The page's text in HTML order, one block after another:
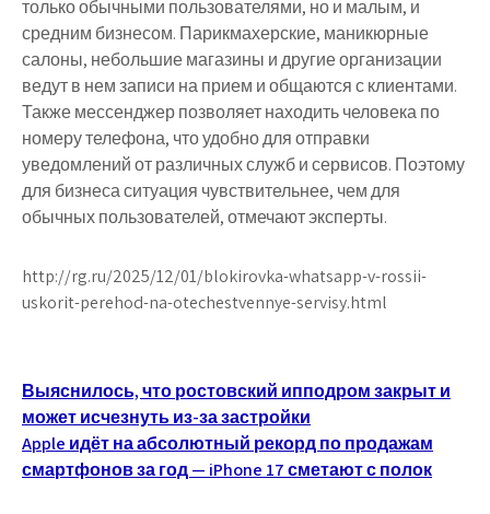
только обычными пользователями, но и малым, и
средним бизнесом. Парикмахерские, маникюрные
салоны, небольшие магазины и другие организации
ведут в нем записи на прием и общаются с клиентами.
Также мессенджер позволяет находить человека по
номеру телефона, что удобно для отправки
уведомлений от различных служб и сервисов. Поэтому
для бизнеса ситуация чувствительнее, чем для
обычных пользователей, отмечают эксперты.
http://rg.ru/2025/12/01/blokirovka-whatsapp-v-rossii-
uskorit-perehod-na-otechestvennye-servisy.html
Навигация
по
записям
Выяснилось, что ростовский ипподром закрыт и
может исчезнуть из-за застройки
Apple идёт на абсолютный рекорд по продажам
смартфонов за год — iPhone 17 сметают с полок